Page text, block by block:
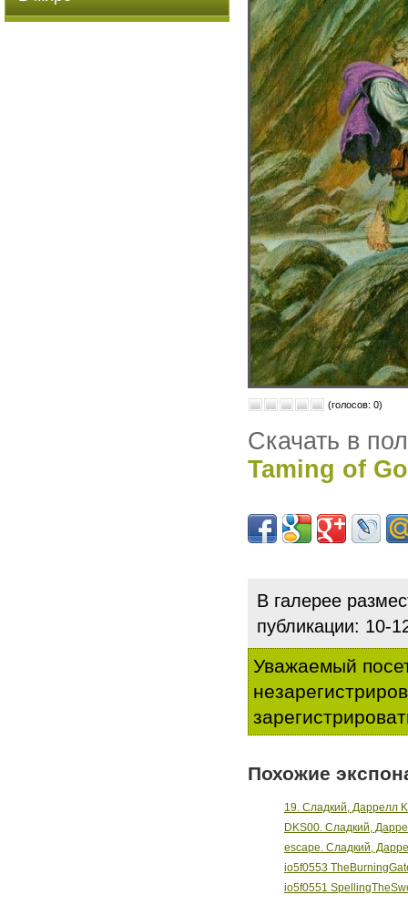
(голосов: 0)
Скачать в
Taming of
В галерее
публикации:
Уважаемый
Похожие
19. Сладкий, Даррелл K
DKS00. Сладкий,
escape. Сладкий,
io5f0553
io5f0551